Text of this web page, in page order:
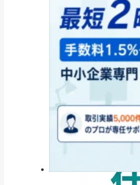
補助金・助成金
成金「賃金規...
2025/08/06